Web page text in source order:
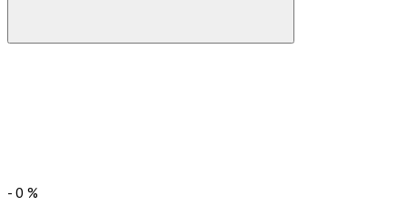
- 0 %